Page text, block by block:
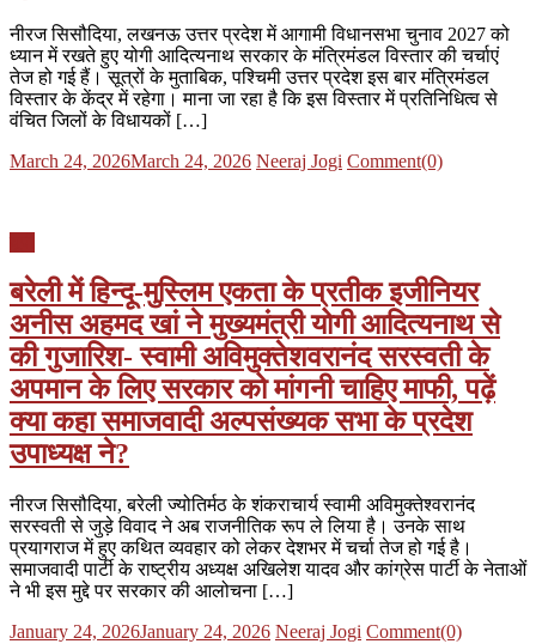
नीरज सिसौदिया, लखनऊ उत्तर प्रदेश में आगामी विधानसभा चुनाव 2027 को
ध्यान में रखते हुए योगी आदित्यनाथ सरकार के मंत्रिमंडल विस्तार की चर्चाएं
तेज हो गई हैं। सूत्रों के मुताबिक, पश्चिमी उत्तर प्रदेश इस बार मंत्रिमंडल
विस्तार के केंद्र में रहेगा। माना जा रहा है कि इस विस्तार में प्रतिनिधित्व से
वंचित जिलों के विधायकों […]
Posted
March 24, 2026March 24, 2026 Author
Neeraj Jogi Comment(0)
बरेली में हिन्दू-मुस्लिम एकता के प्रतीक इजीनियर
अनीस अहमद खां ने मुख्यमंत्री योगी आदित्यनाथ से
की गुजारिश- स्वामी अविमुक्तेशवरानंद सरस्वती के
अपमान के लिए सरकार को मांगनी चाहिए माफी, पढ़ें
क्या कहा समाजवादी अल्पसंख्यक सभा के प्रदेश
उपाध्यक्ष ने?
नीरज सिसौदिया, बरेली ज्योतिर्मठ के शंकराचार्य स्वामी अविमुक्तेश्वरानंद
सरस्वती से जुड़े विवाद ने अब राजनीतिक रूप ले लिया है। उनके साथ
प्रयागराज में हुए कथित व्यवहार को लेकर देशभर में चर्चा तेज हो गई है।
समाजवादी पार्टी के राष्ट्रीय अध्यक्ष अखिलेश यादव और कांग्रेस पार्टी के नेताओं
ने भी इस मुद्दे पर सरकार की आलोचना […]
Posted
January 24, 2026January 24, 2026 Author
Neeraj Jogi Comment(0)